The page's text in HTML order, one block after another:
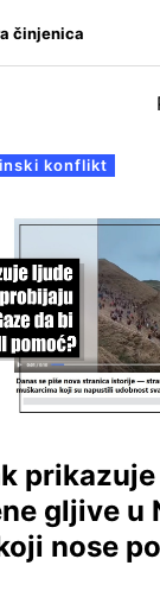
činjenica
konflikt
gljive u
nose